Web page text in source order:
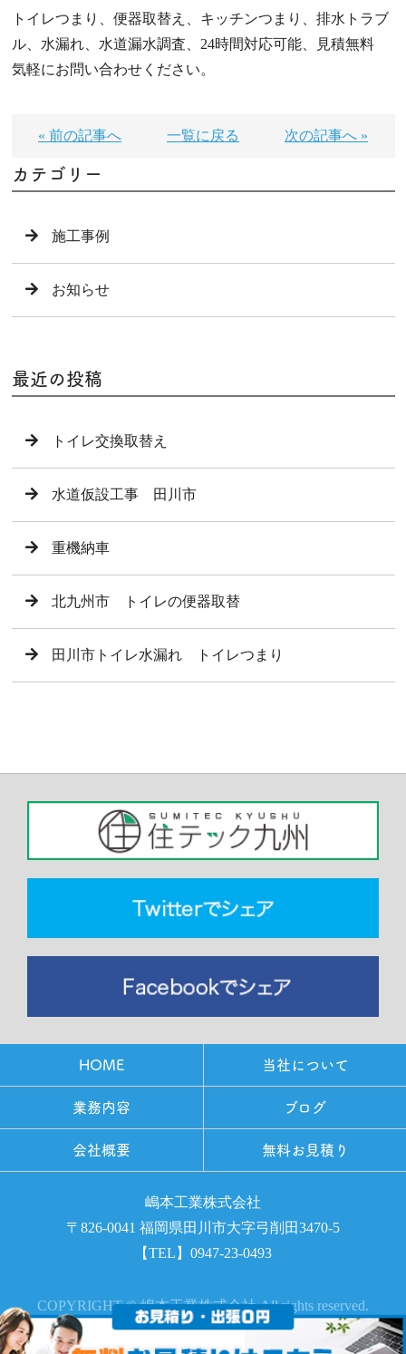
トイレつまり、便器取替え、キッチンつまり、排水トラブ
ル、水漏れ、水道漏水調査、24時間対応可能、見積無料
気軽にお問い合わせください。
« 前の記事へ 一覧に戻る 次の記事へ »
カテゴリー
施工事例
お知らせ
最近の投稿
トイレ交換取替え
水道仮設工事 田川市
重機納車
北九州市 トイレの便器取替
田川市トイレ水漏れ トイレつまり
HOME 当社について
業務内容 ブログ
会社概要 無料お見積り
嶋本工業株式会社
〒826-0041 福岡県田川市大字弓削田3470-5
【TEL】0947-23-0493
COPYRIGHT © 嶋本工業株式会社 All rights reserved.